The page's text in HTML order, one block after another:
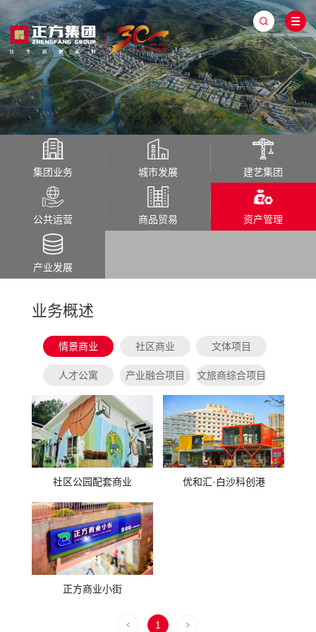
集团业务 城市发展 建艺集团
公共运营 商品贸易 资产管理
产业发展
业务概述
情景商业 社区商业 文体项目
人才公寓 产业融合项目 文旅商综合项目
社区公园配套商业 优和汇·白沙科创港
正方商业小街
1